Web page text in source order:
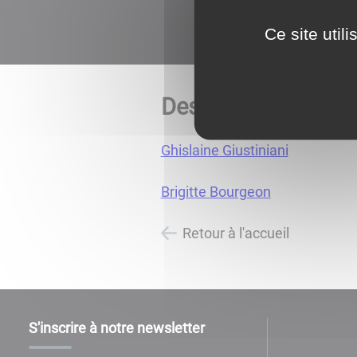
Des artistes à
Ghislaine Giustiniani
Brigitte Bourgeon
Retour à l'accueil
S'inscrire à notre newsletter
Ce site